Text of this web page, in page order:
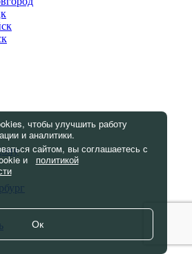
чтобы улучшить работу
и аналитики.
сайтом, вы соглашаетесь с
и
политикой
Ок